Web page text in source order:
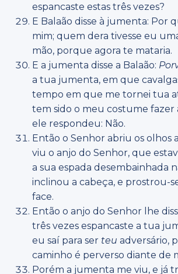
espancaste estas três vezes?
E Balaão disse à jumenta: Por
mim; quem dera tivesse eu
mão, porque agora te mataria.
E a jumenta disse a Balaão:
a tua jumenta, em que
tempo em que me tornei tua
tem sido o meu costume fazer
ele respondeu: Não.
Então o Senhor abriu os olhos
viu o anjo do Senhor, que
a sua espada desembainhada
inclinou a cabeça, e prostrou-
face.
Então o anjo do Senhor lhe
três vezes espancaste a tua
eu saí para ser teu adversário,
caminho é perverso diante de
Porém a jumenta me viu, e já